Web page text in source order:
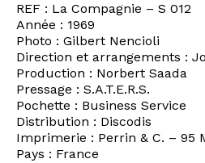
REF : La Compagnie ‎– S 012
Année : 1969
Photo : Gilbert Nencioli
Direction et arrangements :
Production : Norbert Saada
Pressage : S.A.T.E.R.S.
Pochette : Business Service
Distribution : Discodis
Imprimerie : Perrin & C. – 95
Pays : France